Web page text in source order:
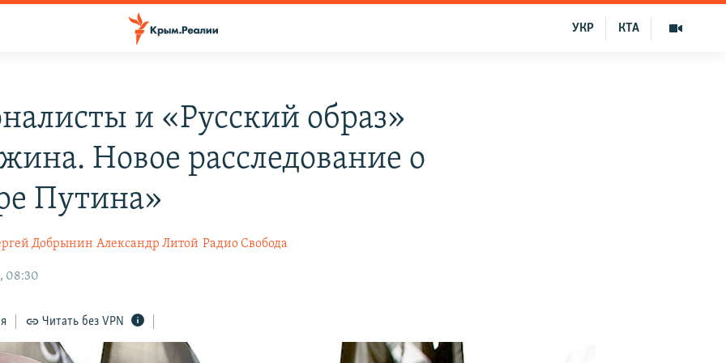
КТА
УКР
и «Русский образ»
Новое расследование о
Путина»
Добрынин Александр Литой Радио Свобода
08:30
Читать без VPN